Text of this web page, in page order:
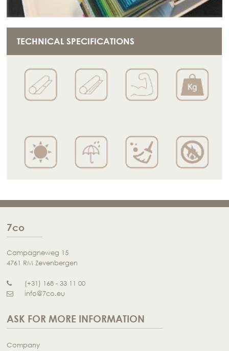
TECHNICAL SPECIFICATIONS
7co
Campagneweg 15
4761 RM Zevenbergen
(+31) 168 - 33 11 00
info@7co.eu
ASK FOR MORE INFORMATION
Company